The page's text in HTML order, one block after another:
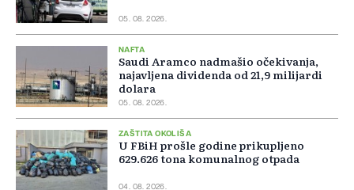
05. 08. 2026.
NAFTA
Saudi Aramco nadmašio očekivanja,
najavljena dividenda od 21,9 milijardi
dolara
05. 08. 2026.
ZAŠTITA OKOLIŠA
U FBiH prošle godine prikupljeno
629.626 tona komunalnog otpada
04. 08. 2026.